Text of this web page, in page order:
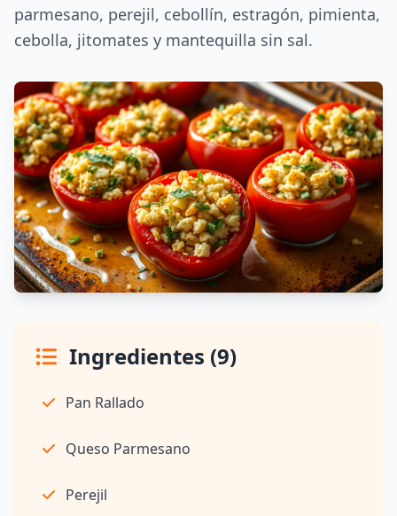
parmesano, perejil, cebollín, estragón, pimienta,
cebolla, jitomates y mantequilla sin sal.
Ingredientes (9)
Pan Rallado
Queso Parmesano
Perejil